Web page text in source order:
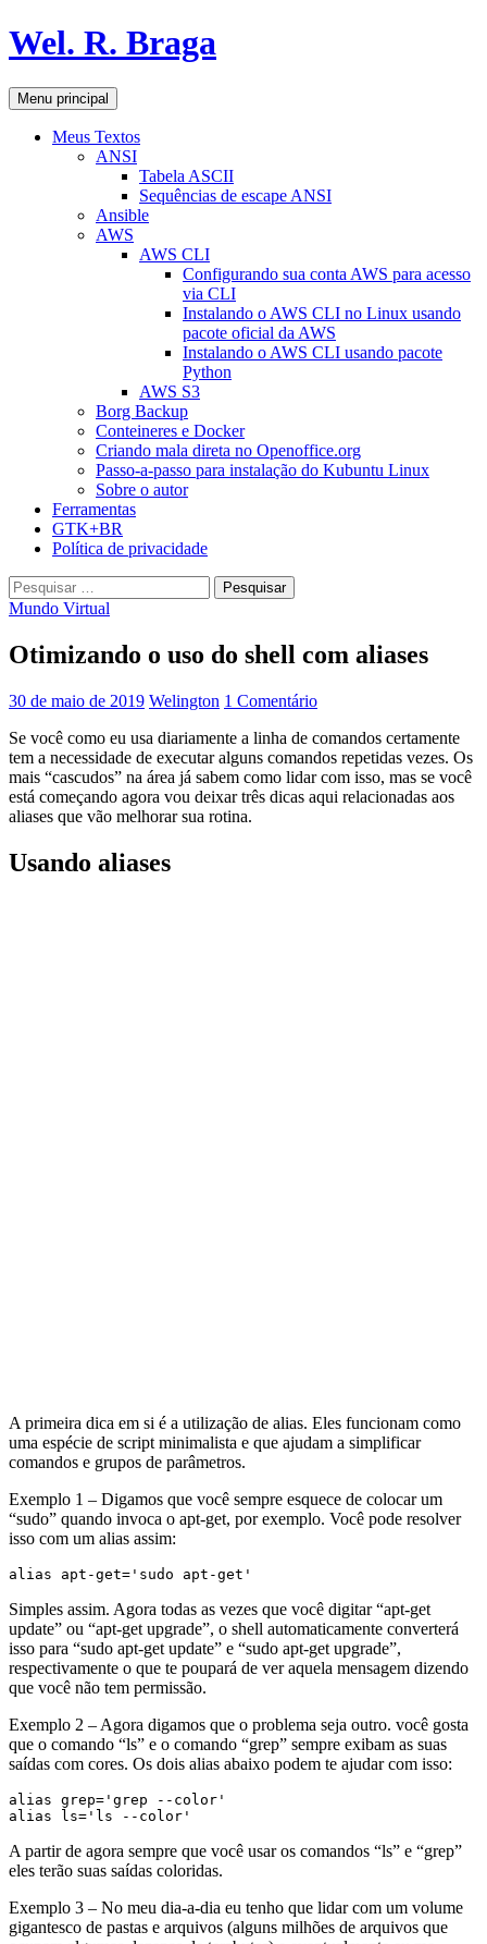
Pular
para
conteúdo
Wel. R. Braga
Pesquisar
Menu principal
Meus Textos
ANSI
Tabela ASCII
Sequências de escape ANSI
Ansible
AWS
AWS CLI
Configurando sua conta AWS para acesso
via CLI
Instalando o AWS CLI no Linux usando
pacote oficial da AWS
Instalando o AWS CLI usando pacote
Python
AWS S3
Borg Backup
Conteineres e Docker
Criando mala direta no Openoffice.org
Passo-a-passo para instalação do Kubuntu Linux
Sobre o autor
Ferramentas
GTK+BR
Política de privacidade
Pesquisar
por:
Mundo Virtual
Otimizando o uso do shell com aliases
30 de maio de 2019 Welington 1 Comentário
Se você como eu usa diariamente a linha de comandos certamente
tem a necessidade de executar alguns comandos repetidas vezes. Os
mais “cascudos” na área já sabem como lidar com isso, mas se você
está começando agora vou deixar três dicas aqui relacionadas aos
aliases que vão melhorar sua rotina.
Usando aliases
A primeira dica em si é a utilização de alias. Eles funcionam como
uma espécie de script minimalista e que ajudam a simplificar
comandos e grupos de parâmetros.
Exemplo 1 – Digamos que você sempre esquece de colocar um
“sudo” quando invoca o apt-get, por exemplo. Você pode resolver
isso com um alias assim:
alias apt-get='sudo apt-get'
Simples assim. Agora todas as vezes que você digitar “apt-get
update” ou “apt-get upgrade”, o shell automaticamente converterá
isso para “sudo apt-get update” e “sudo apt-get upgrade”,
respectivamente o que te poupará de ver aquela mensagem dizendo
que você não tem permissão.
Exemplo 2 – Agora digamos que o problema seja outro. você gosta
que o comando “ls” e o comando “grep” sempre exibam as suas
saídas com cores. Os dois alias abaixo podem te ajudar com isso:
alias grep='grep --color'
alias ls='ls --color'
A partir de agora sempre que você usar os comandos “ls” e “grep”
eles terão suas saídas coloridas.
Exemplo 3 – No meu dia-a-dia eu tenho que lidar com um volume
gigantesco de pastas e arquivos (alguns milhões de arquivos que